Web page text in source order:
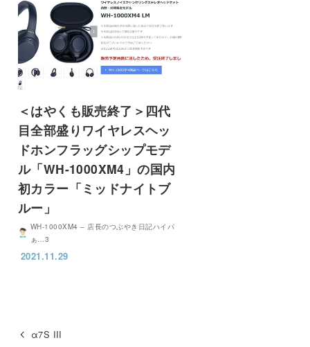
＜はやくも販売終了＞四代
目全部盛りワイヤレスヘッ
ドホンフラッグシップモデ
ル「WH-1000XM4」の国内
初カラー「ミッドナイトブ
ルー」
WH-1000XM4 – 店長のつぶやき日記ハイパ
ぁ…3
2021.11.29
α7S III